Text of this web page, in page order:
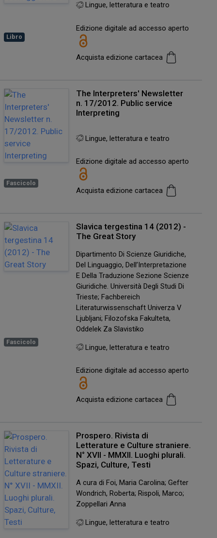
Libro
Lingue, letteratura e teatro
Edizione digitale ad accesso aperto
Acquista edizione cartacea
Fascicolo
The Interpreters' Newsletter
n. 17/2012. Public service
Interpreting
Lingue, letteratura e teatro
Edizione digitale ad accesso aperto
Acquista edizione cartacea
Fascicolo
Slavica tergestina 14 (2012) -
The Great Story
Dipartimento Di Scienze Giuridiche,
Del Linguaggio, Dell’Interpretazione
E Della Traduzione Sezione Scienze
Giuridiche. Università Degli Studi Di
Trieste; Fachbereich
Literaturwissenschaft Univerza V
Ljubljani; Filozofska Fakulteta,
Oddelek Za Slavistiko
Lingue, letteratura e teatro
Edizione digitale ad accesso aperto
Acquista edizione cartacea
Prospero. Rivista di
Letterature e Culture straniere.
N° XVII - MMXII. Luoghi plurali.
Spazi, Culture, Testi
A cura di Foi, Maria Carolina; Gefter
Wondrich, Roberta; Rispoli, Marco;
Zoppellari Anna
Lingue, letteratura e teatro